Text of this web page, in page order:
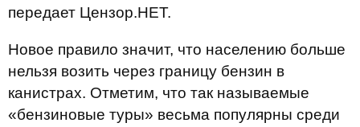
передает Цензор.НЕТ.
Новое правило значит, что населению больше
нельзя возить через границу бензин в
канистрах. Отметим, что так называемые
«бензиновые туры» весьма популярны среди